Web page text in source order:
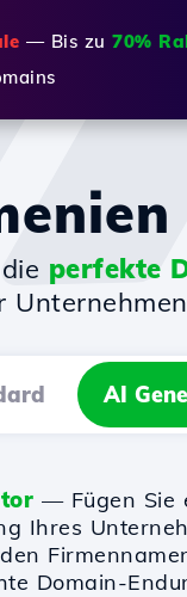
— Bis zu 70%
perfekte
AI
— Fügen Sie
Ihres
Domain-